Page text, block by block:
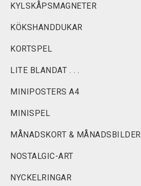
KYLSKÅPSMAGNETER
KÖKSHANDDUKAR
KORTSPEL
LITE BLANDAT . . .
MINIPOSTERS A4
MINISPEL
MÅNADSKORT & MÅNADSBILDER
NOSTALGIC-ART
NYCKELRINGAR